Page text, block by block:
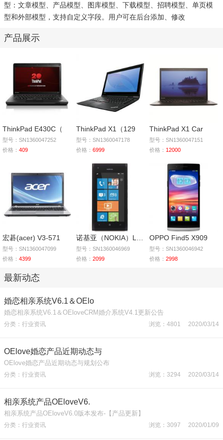
型：文章模型、产品模型、图库模型、下载模型、招聘模型、单页模
型和外部模型，支持自定义字段。用户可在后台添加、修改
产品展示
ThinkPad E430C（
型号：SN1360047252
价格： 409
ThinkPad X1（129
型号：SN1360047178
价格： 6999
ThinkPad X1 Car
型号：SN1360047151
价格： 12000
宏碁(acer) V3-571
型号：SN1360047099
价格： 4399
型号：SN1360046969
价格： 2099
OPPO Find5 X909
型号：SN1360046942
价格：2998
最新动态
婚恋相亲系统V6.1＆OElo
婚恋相亲系统V6.1＆OEloveCRM婚介系统V4.1更新公告
分类：行业资讯 浏览：4801 2020/03/14
OElove婚恋产品近期动态与
OElove婚恋产品近期动态与规划公布
分类：行业资讯 浏览：3294 2020/03/14
相亲系统产品OEloveV6.
相亲系统产品OEloveV6.0版本发布-【产品更新】
分类：行业资讯 浏览：3097 2020/01/09